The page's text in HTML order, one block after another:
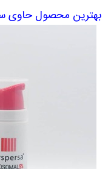
بهترین محصول حاوی